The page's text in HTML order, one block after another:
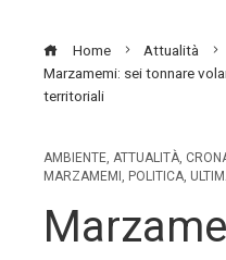
Home
Attualità
Marzamemi: sei tonnare
territoriali
AMBIENTE, ATTUALITÀ,
MARZAMEMI , POLITICA,